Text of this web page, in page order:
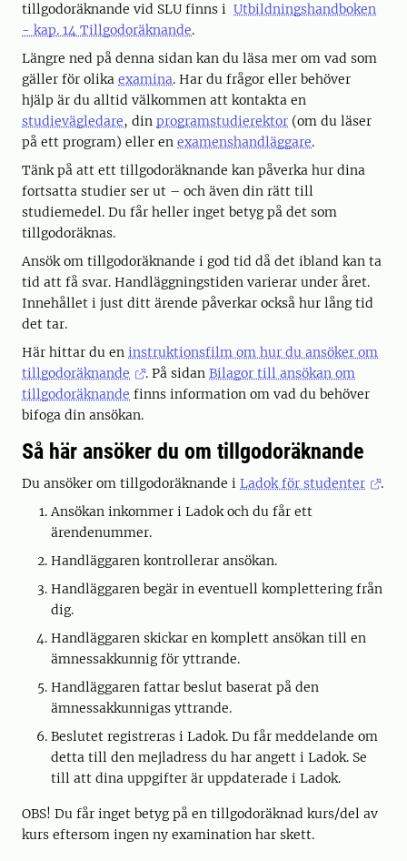
tillgodoräknande vid SLU finns i Utbildningshandboken
- kap. 14 Tillgodoräknande.
Längre ned på denna sidan kan du läsa mer om vad som
gäller för olika examina. Har du frågor eller behöver
hjälp är du alltid välkommen att kontakta en
studievägledare, din programstudierektor (om du läser
på ett program) eller en examenshandläggare.
Tänk på att ett tillgodoräknande kan påverka hur dina
fortsatta studier ser ut – och även din rätt till
studiemedel. Du får heller inget betyg på det som
tillgodoräknas.
Ansök om tillgodoräknande i god tid då det ibland kan ta
tid att få svar. Handläggningstiden varierar under året.
Innehållet i just ditt ärende påverkar också hur lång tid
det tar.
Här hittar du en instruktionsfilm om hur du ansöker om
tillgodoräknande
. På sidanBilagor till ansökan om
tillgodoräknande finns information om vad du behöver
bifoga din ansökan.
Så här ansöker du om tillgodoräknande
Du ansöker om tillgodoräknande i Ladok för studenter
.
Ansökan inkommer i Ladok och du får ett
ärendenummer.
Handläggaren kontrollerar ansökan.
Handläggaren begär in eventuell komplettering från
dig.
Handläggaren skickar en komplett ansökan till en
ämnessakkunnig för yttrande.
Handläggaren fattar beslut baserat på den
ämnessakkunnigas yttrande.
Beslutet registreras i Ladok. Du får meddelande om
detta till den mejladress du har angett i Ladok. Se
till att dina uppgifter är uppdaterade i Ladok.
OBS! Du får inget betyg på en tillgodoräknad kurs/del av
kurs eftersom ingen ny examination har skett.